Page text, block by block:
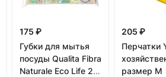
175 ₽
Губки для мытья
посуды Qualita Fibra
Naturale Eco Life 2
205 ₽
Перчатки
размер М